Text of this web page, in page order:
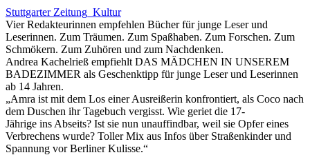
Stuttgarter Zeitung_Kultur
Vier Redakteurinnen empfehlen Bücher für junge Leser und
Leserinnen. Zum Träumen. Zum Spaßhaben. Zum Forschen. Zum
Schmökern. Zum Zuhören und zum Nachdenken.
Andrea Kachelrieß empfiehlt DAS MÄDCHEN IN UNSEREM
BADEZIMMER als Geschenktipp für junge Leser und Leserinnen
ab 14 Jahren.
„Amra ist mit dem Los einer Ausreißerin konfrontiert, als Coco nach
dem Duschen ihr Tagebuch vergisst. Wie geriet die 17-
Jährige ins Abseits? Ist sie nun unauffindbar, weil sie Opfer eines
Verbrechens wurde? Toller Mix aus Infos über Straßenkinder und
Spannung vor Berliner Kulisse.“